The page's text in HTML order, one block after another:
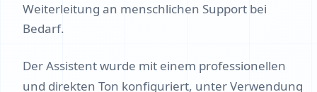
Weiterleitung an menschlichen Support bei
Bedarf.
Der Assistent wurde mit einem professionellen
und direkten Ton konfiguriert, unter Verwendung